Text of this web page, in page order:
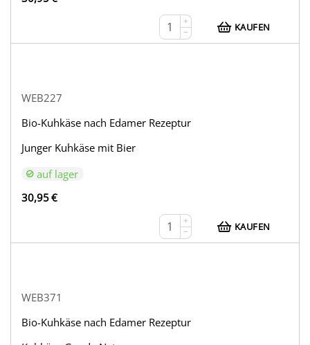
+
−
KAUFEN
WEB227
Bio-Kuhkäse nach Edamer Rezeptur
Junger Kuhkäse mit Bier
auf lager
30,95€
+
−
KAUFEN
WEB371
Bio-Kuhkäse nach Edamer Rezeptur